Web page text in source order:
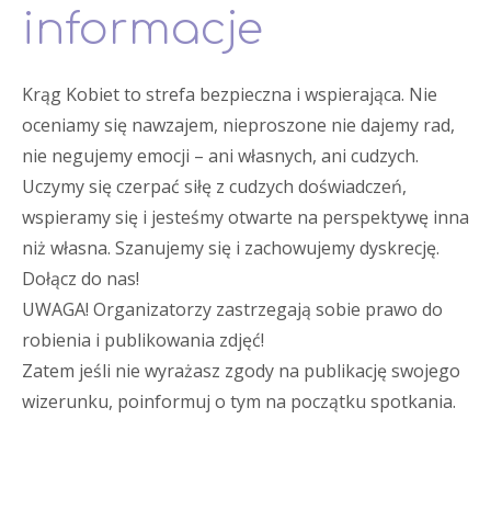
informacje
Krąg Kobiet to strefa bezpieczna i wspierająca. Nie
oceniamy się nawzajem, nieproszone nie dajemy rad,
nie negujemy emocji – ani własnych, ani cudzych.
Uczymy się czerpać siłę z cudzych doświadczeń,
wspieramy się i jesteśmy otwarte na perspektywę inna
niż własna. Szanujemy się i zachowujemy dyskrecję.
Dołącz do nas!
UWAGA! Organizatorzy zastrzegają sobie prawo do
robienia i publikowania zdjęć!
Zatem jeśli nie wyrażasz zgody na publikację swojego
wizerunku, poinformuj o tym na początku spotkania.